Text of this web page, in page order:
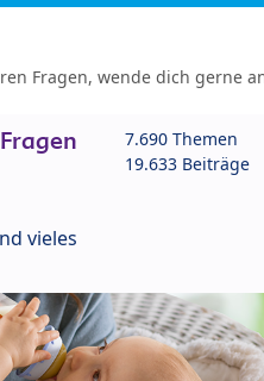
Fragen, wende dich gerne
vieles
7.690 Themen
19.633 Beiträge